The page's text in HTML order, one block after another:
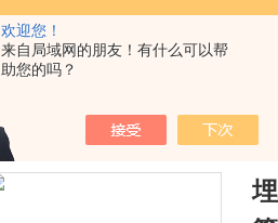
欢迎您！
来自局域网的朋友！有什么可以帮
助您的吗？